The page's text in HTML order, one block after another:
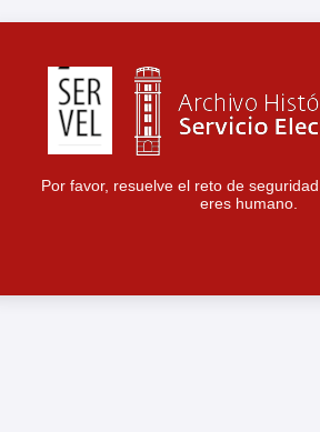
Por favor, resuelve el reto de
eres humano.